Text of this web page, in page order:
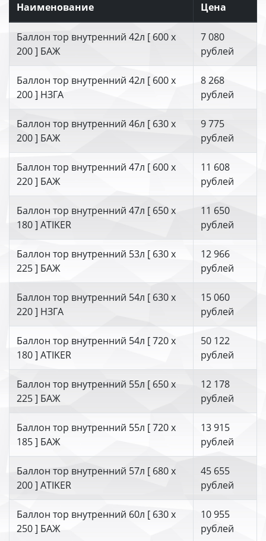
Наименование Цена
Баллон тор внутренний 42л [ 600 х
200 ] БАЖ
7 080
рублей
Баллон тор внутренний 42л [ 600 х
200 ] НЗГА
8 268
рублей
Баллон тор внутренний 46л [ 630 х
200 ] БАЖ
9 775
рублей
Баллон тор внутренний 47л [ 600 х
220 ] БАЖ
11 608
рублей
Баллон тор внутренний 47л [ 650 х
180 ] ATIKER
11 650
рублей
Баллон тор внутренний 53л [ 630 х
225 ] БАЖ
12 966
рублей
Баллон тор внутренний 54л [ 630 х
220 ] НЗГА
15 060
рублей
Баллон тор внутренний 54л [ 720 х
180 ] ATIKER
50 122
рублей
Баллон тор внутренний 55л [ 650 х
225 ] БАЖ
12 178
рублей
Баллон тор внутренний 55л [ 720 х
185 ] БАЖ
13 915
рублей
Баллон тор внутренний 57л [ 680 х
200 ] ATIKER
45 655
рублей
Баллон тор внутренний 60л [ 630 х
250 ] БАЖ
10 955
рублей